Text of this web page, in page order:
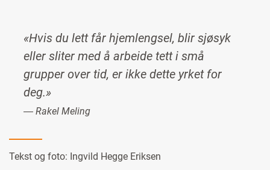
Tekst og foto: Ingvild Hegge Eriksen
«Hvis du lett får hjemlengsel, blir sjøsyk
eller sliter med å arbeide tett i små
grupper over tid, er ikke dette yrket for
deg.»
― Rakel Meling